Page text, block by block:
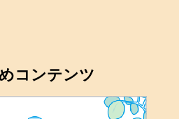
コンテンツ